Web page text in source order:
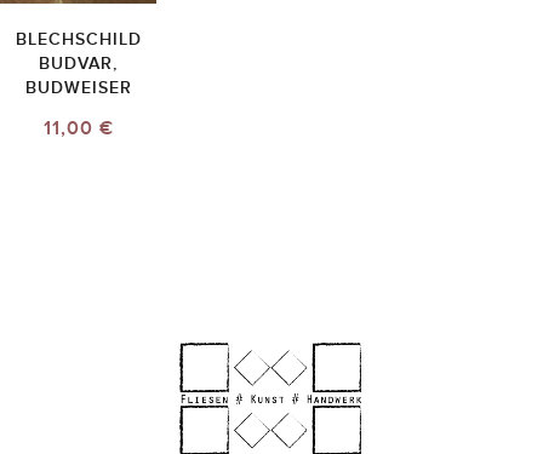
BLECHSCHILD
BUDVAR,
BUDWEISER
11,00 €